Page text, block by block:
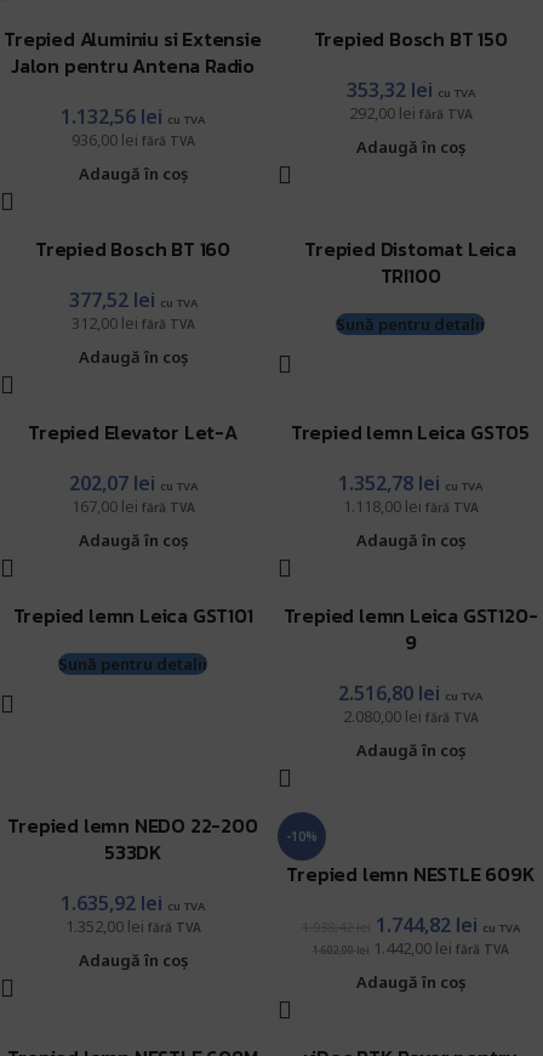
Trepied Aluminiu si Extensie
Jalon pentru Antena Radio
936,00 lei fără TVA
1.132,56 lei cu TVA
Adaugă în coș
Trepied Bosch BT 150
292,00 lei fără TVA
353,32 lei cu TVA
Adaugă în coș
Trepied Bosch BT 160
312,00 lei fără TVA
377,52 lei cu TVA
Adaugă în coș
Trepied Distomat Leica
TRI100
Sună pentru detalii
Trepied Elevator Let-A
167,00 lei fără TVA
202,07 lei cu TVA
Adaugă în coș
Trepied lemn Leica GST05
1.118,00 lei fără TVA
1.352,78 lei cu TVA
Adaugă în coș
Trepied lemn Leica GST101
Sună pentru detalii
Trepied lemn Leica GST120-
9
2.080,00 lei fără TVA
2.516,80 lei cu TVA
Adaugă în coș
Trepied lemn NEDO 22-200
533DK
1.352,00 lei fără TVA
1.635,92 lei cu TVA
Adaugă în coș
-10%
Trepied lemn NESTLE 609K
1.602,00 lei 1.442,00 lei fără TVA
1.744,82 lei cu TVA
Adaugă în coș